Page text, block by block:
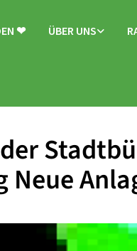
❤ ÜBER UNS
Neue